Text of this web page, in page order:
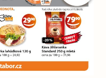
se
Facebook
seRegistrovat
Čtenáři píší
Speciální přílohy
Inzerce